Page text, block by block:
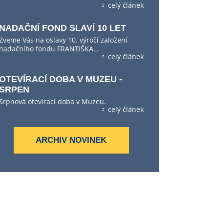
celý článek
NADAČNÍ FOND SLAVÍ 10 LET
Vás na oslavy 10. výročí založení
nadačního fondu FRANTIŠKA…
celý článek
DOBA V MUZEU -
otevírací doba v Muzeu.
celý článek
ARCHIV NOVINEK